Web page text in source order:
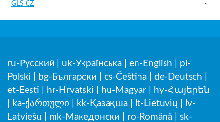
GLS CZ -
ru-Русский uk-Українська en-English
pl-
Polski
bg-Български cs-Čeština de-Deutsch
et-Eesti
hr-Hrvatski hu-Magyar
hy-Հայերեն
ka-ქართული kk-Қазақша lt-Lietuvių
lv-
Latviešu
mk-Македонски ro-Română
sk-